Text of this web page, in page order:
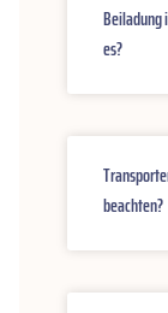
Beiladung
es?
beachten?